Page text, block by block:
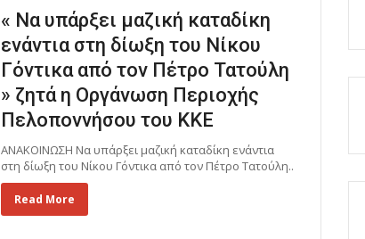
« Να υπάρξει μαζική καταδίκη
ενάντια στη δίωξη του Νίκου
Γόντικα από τον Πέτρο Τατούλη
» ζητά η Οργάνωση Περιοχής
Πελοποννήσου του ΚΚΕ
ΑΝΑΚΟΙΝΩΣΗ Να υπάρξει μαζική καταδίκη ενάντια
στη δίωξη του Νίκου Γόντικα από τον Πέτρο Τατούλη..
Read More